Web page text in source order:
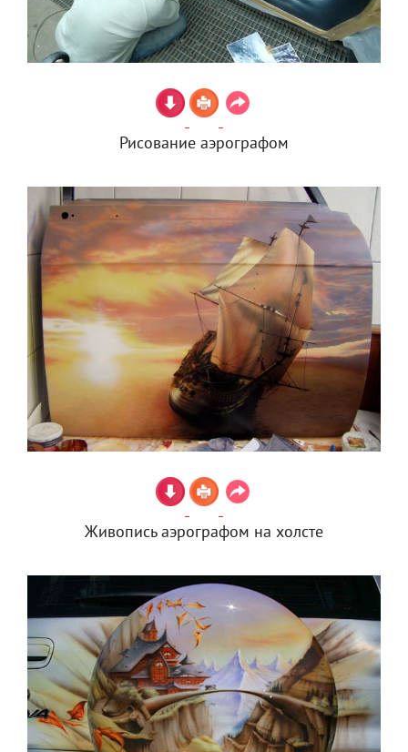
Рисование аэрографом
Живопись аэрографом на холсте